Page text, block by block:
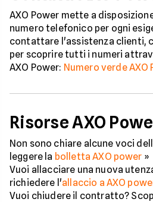
AXO Power mette a
numero telefonico per ogni
contattare l'assistenza clienti,
per scoprire tutti i numeri
AXO Power: Numero verde AXO
Risorse AXO
Non sono chiare alcune voci
leggere la bolletta AXO power »
Vuoi allacciare una nuova
richiedere l'allaccio a AXO
Vuoi chiudere il contratto?